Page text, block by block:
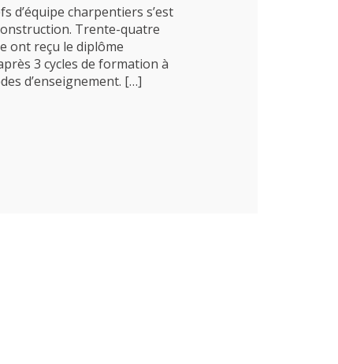
d’équipe charpentiers s’est
Trente-quatre
ont reçu le diplôme
3 cycles de formation à
d’enseignement. […]